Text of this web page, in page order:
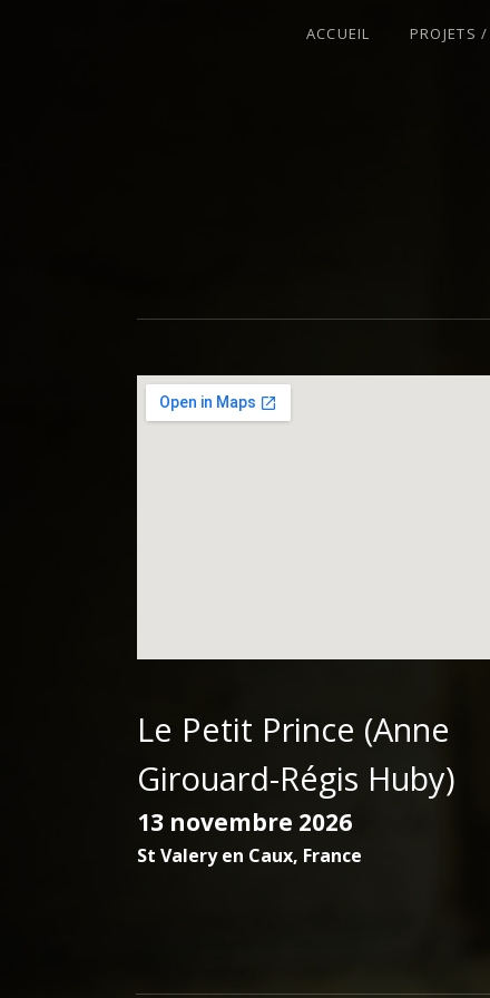
ACCUEIL PROJETS
Le Petit Prince (Anne
Girouard-Régis Huby)
13 novembre 2026
St Valery en Caux, France